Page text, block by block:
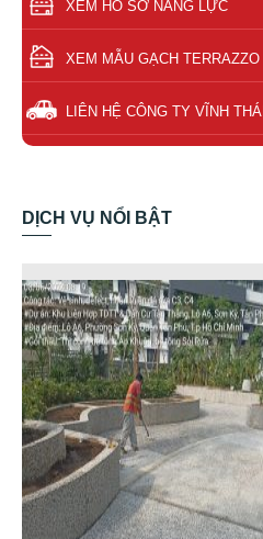
XEM HỒ SƠ NĂNG LỰC
XEM MẪU GẠCH TERRAZZO
LIÊN HỆ CÔNG TY VĨNH THÁI
DỊCH VỤ NỔI BẬT